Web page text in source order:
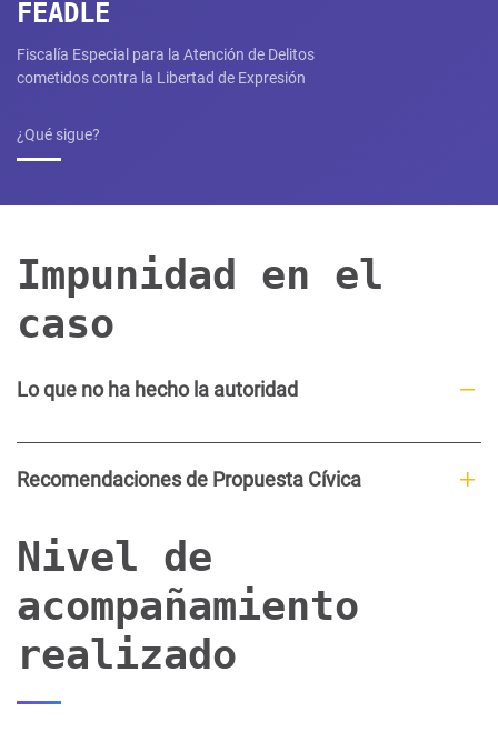
FEADLE
Fiscalía Especial para la Atención de Delitos
cometidos contra la Libertad de Expresión
¿Qué sigue?
Impunidad en el
caso
Lo que no ha hecho la autoridad
Recomendaciones de Propuesta Cívica
Nivel de
acompañamiento
realizado